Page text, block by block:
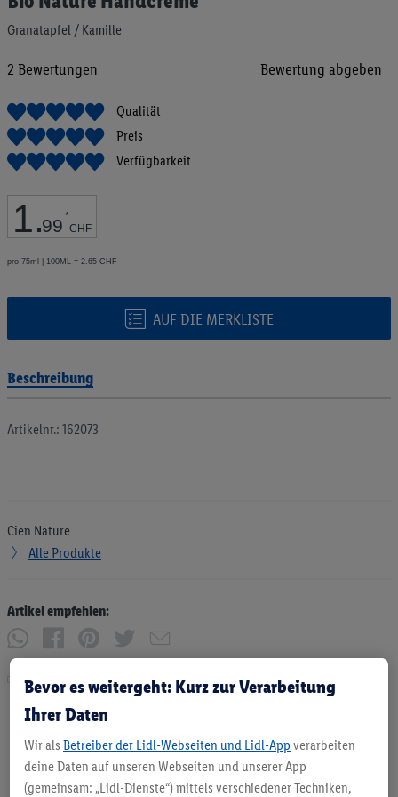
Granatapfel / Kamille
2 Bewertungen Bewertung abgeben
Qualität
Preis
Verfügbarkeit
1.99 *
CHF
pro 75ml | 100ML = 2.65 CHF
AUF DIE MERKLISTE
Anfang
der
springen
Beschreibung
Artikelnr.: 162073
Cien Nature
Alle Produkte
Artikel empfehlen:
Drucken
Bevor es weitergeht: Kurz zur Verarbeitung
Ihrer Daten
Wir als Betreiber der Lidl-Webseiten und Lidl-App verarbeiten
deine Daten auf unseren Webseiten und unserer App
(gemeinsam: „Lidl-Dienste“) mittels verschiedener Techniken,